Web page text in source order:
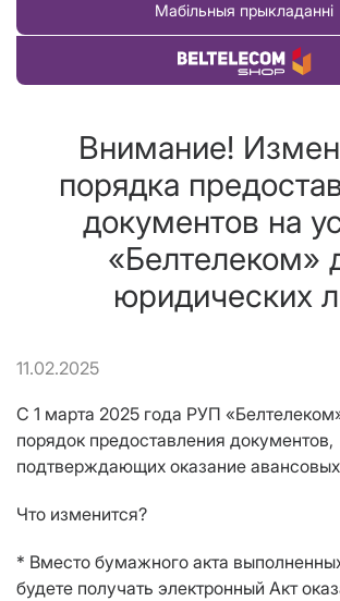
Мабільныя прыкладанні
Купіць тавар
Внимание!
порядка
документов на
«Белтелеком»
юридических
11.02.2025
С 1 марта 2025 года РУП
порядок предоставления документов,
подтверждающих оказание авансовых
Что изменится?
* Вместо бумажного акта
будете получать электронный Акт